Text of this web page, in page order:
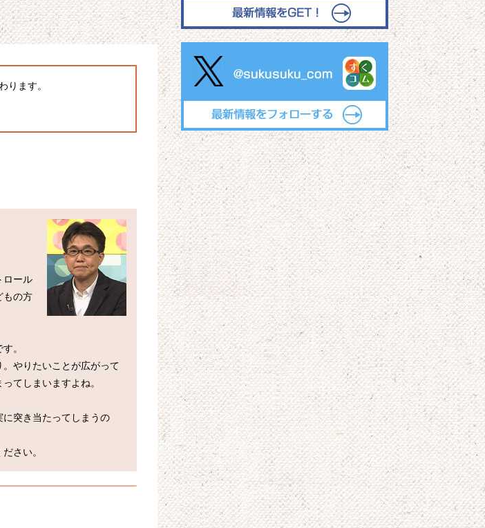
ります。
ロール
もの方
。
やりたいことが広がって
てしまいますよね。
に突き当たってしまうの